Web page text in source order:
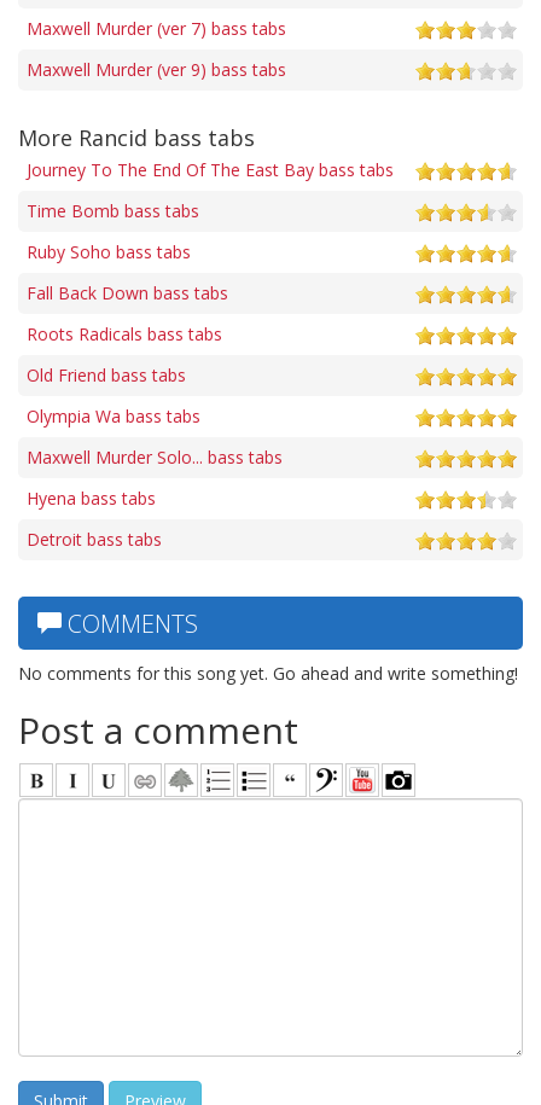
Maxwell Murder (ver 7) bass tabs
Maxwell Murder (ver 9) bass tabs
More Rancid bass tabs
Journey To The End Of The East Bay bass tabs
Time Bomb bass tabs
Ruby Soho bass tabs
Fall Back Down bass tabs
Roots Radicals bass tabs
Old Friend bass tabs
Olympia Wa bass tabs
Maxwell Murder Solo... bass tabs
Hyena bass tabs
Detroit bass tabs
COMMENTS
No comments for this song yet. Go ahead and write something!
Post a comment